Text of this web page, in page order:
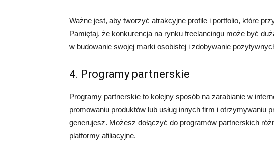
Ważne jest, aby tworzyć atrakcyjne profile i portfolio, które
Pamiętaj, że konkurencja na rynku freelancingu może być
w budowanie swojej marki osobistej i zdobywanie
4. Programy partnerskie
Programy partnerskie to kolejny sposób na zarabianie w
promowaniu produktów lub usług innych firm i otrzymywaniu
generujesz. Możesz dołączyć do programów partnerskich
platformy afiliacyjne.